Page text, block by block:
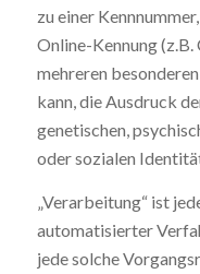
zu einer
Online-Kennung
mehreren
kann, die Ausdruck
genetischen,
oder sozialen
„Verarbeitung“ ist
automatisierter
jede solche